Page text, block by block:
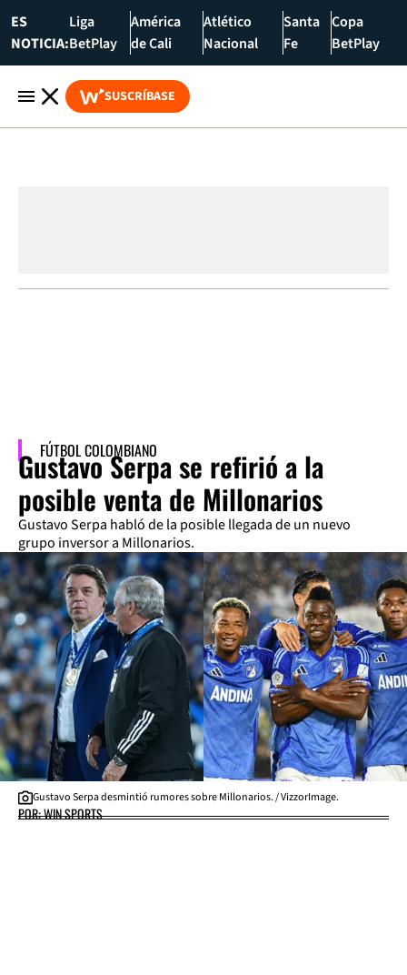
ES
NOTICIA:
Liga
BetPlay
América
de Cali
Atlético
Nacional
Santa
Fe
Copa
BetPlay
SUSCRÍBASE
FÚTBOL COLOMBIANO
Gustavo Serpa se refirió a la
posible venta de Millonarios
Gustavo Serpa habló de la posible llegada de un nuevo
grupo inversor a Millonarios.
Gustavo Serpa desmintió rumores sobre Millonarios. / VizzorImage.
POR: WIN SPORTS